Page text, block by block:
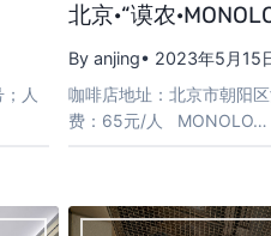
人
北京·“谟农
By anjing• 2023年5月15
咖啡店地址：北京市朝阳
费：65元/人 MONOLO…